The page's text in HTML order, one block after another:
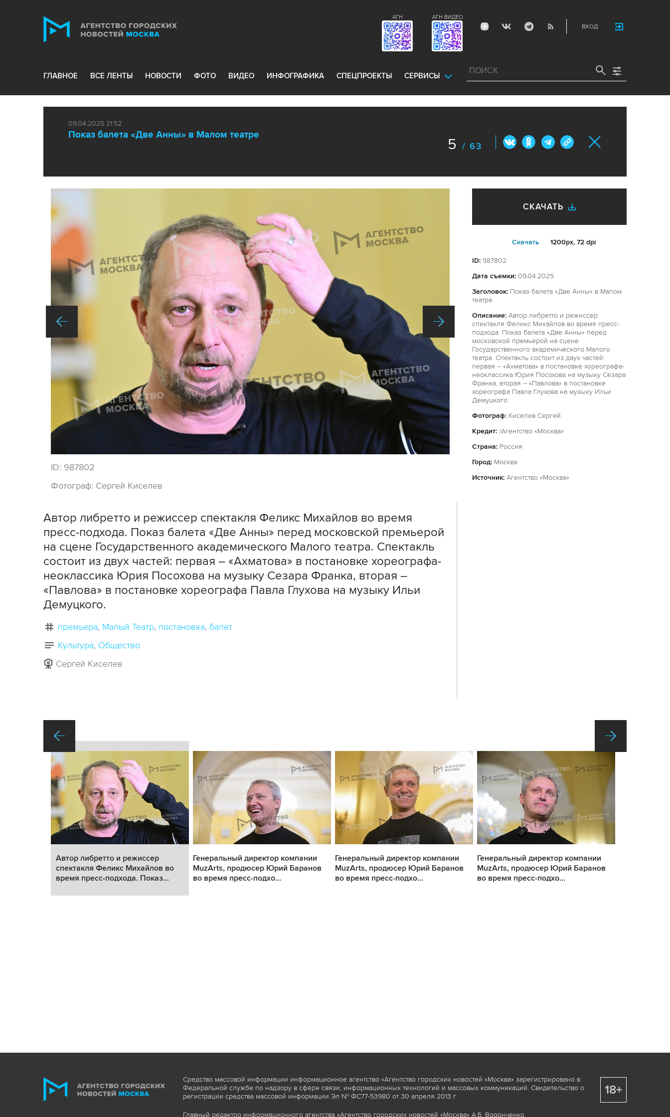
ВХОД
АГН ВИДЕО
АГН
ГЛАВНОЕ ВСЕ ЛЕНТЫ НОВОСТИ ФОТО ВИДЕО ИНФОГРАФИКА СПЕЦПРОЕКТЫ СЕРВИСЫ
09.04.2025 21:52
Показ балета «Две Анны» в Малом театре
5 / 63
ID: 987802
Фотограф: Сергей Киселев
СКАЧАТЬ
Cкачать 1200px, 72 dpi
ID: 987802
Дата съемки: 09.04.2025
Заголовок: Показ балета «Две Анны» в Малом
театре
Описание: Автор либретто и режиссер
спектакля Феликс Михайлов во время пресс-
подхода. Показ балета «Две Анны» перед
московской премьерой на сцене
Государственного академического Малого
театра. Спектакль состоит из двух частей:
первая – «Ахматова» в постановке хореографа-
неоклассика Юрия Посохова на музыку Сезара
Франка, вторая – «Павлова» в постановке
хореографа Павла Глухова на музыку Ильи
Демуцкого.
Фотограф: Киселев Сергей
Кредит: /Агентство «Москва»
Страна: Россия
Город: Москва
Источник: Агентство «Москва»
Автор либретто и режиссер спектакля Феликс Михайлов во время
пресс-подхода. Показ балета «Две Анны» перед московской премьерой
на сцене Государственного академического Малого театра. Спектакль
состоит из двух частей: первая – «Ахматова» в постановке хореографа-
неоклассика Юрия Посохова на музыку Сезара Франка, вторая –
«Павлова» в постановке хореографа Павла Глухова на музыку Ильи
Демуцкого.
премьера Малый Театр постановка балет
Культура Общество
Сергей Киселев
Автор либретто и режиссер
спектакля Феликс Михайлов во
время пресс-подхода. Показ...
Генеральный директор компании
MuzArts, продюсер Юрий Баранов
во время пресс-подхо...
Генеральный директор компании
MuzArts, продюсер Юрий Баранов
во время пресс-подхо...
Генеральный директор компании
MuzArts, продюсер Юрий Баранов
во время пресс-подхо...
Средство массовой информации информационное агентство «Агентство городских новостей «Москва» зарегистрировано в
Федеральной службе по надзору в сфере связи, информационных технологий и массовых коммуникаций. Свидетельство о
регистрации средства массовой информации Эл № ФС77-53980 от 30 апреля 2013 г.
Главный редактор информационного агентства «Агентство городских новостей «Москва» А.Б. Воронченко.
18+